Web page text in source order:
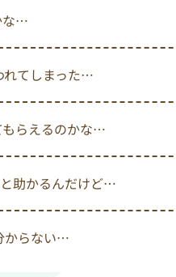
な…
れてしまった…
もらえるのかな…
助かるんだけど…
からない…